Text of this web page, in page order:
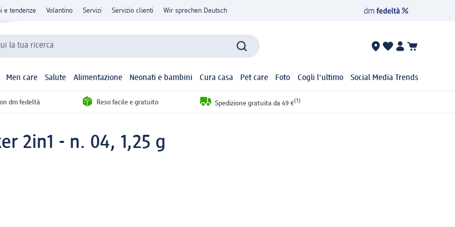
e tendenze Volantino Servizi Servizio clienti Wir sprechen Deutsch
la tua ricerca
Men care Salute Alimentazione Neonati e bambini Cura casa Pet care Foto Cogli l'ultimo Social Media Trends
dm fedeltà Reso facile e gratuito Spedizione gratuita da 49 €(1)
2in1 - n. 04, 1,25 g